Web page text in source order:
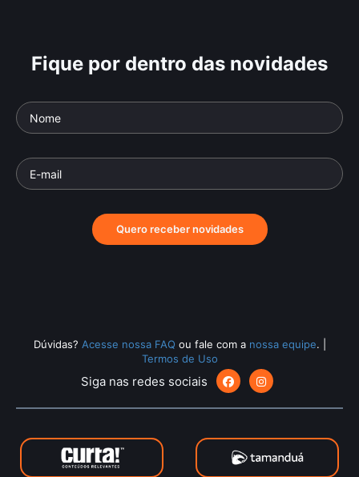
Fique por dentro das novidades
Quero receber novidades
Dúvidas? Acesse nossa FAQ ou fale com a nossa equipe.
Termos de Uso
Siga nas redes sociais